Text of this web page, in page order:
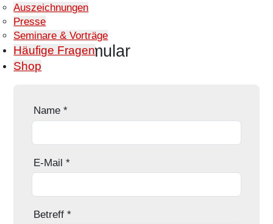
Auszeichnungen
Presse
Seminare & Vorträge
Häufige Fragen
Shop
Kontaktformular
Name *
E-Mail *
Betreff *